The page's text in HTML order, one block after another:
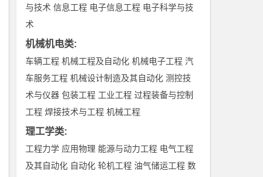
与技术 信息工程 电子信息工程 电子科学与技
术
机械机电类:
车辆工程 机械工程及自动化 机械电子工程 汽
车服务工程 机械设计制造及其自动化 测控技
术与仪器 包装工程 工业工程 过程装备与控制
工程 焊接技术与工程 机械工程
理工学类:
工程力学 应用物理 能源与动力工程 电气工程
及其自动化 自动化 轮机工程 油气储运工程 数